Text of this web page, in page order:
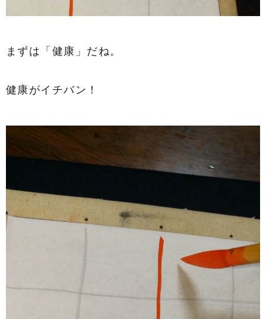
まずは「健康」だね。
健康がイチバン！